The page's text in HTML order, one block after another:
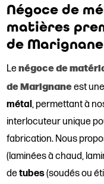
Négoce de
matières
de Marignane
Lenégoce de
de Marignaneest
métal, permettant à
interlocuteur unique
fabrication. Nous
(laminées à chaud,
detubes(soudés ou